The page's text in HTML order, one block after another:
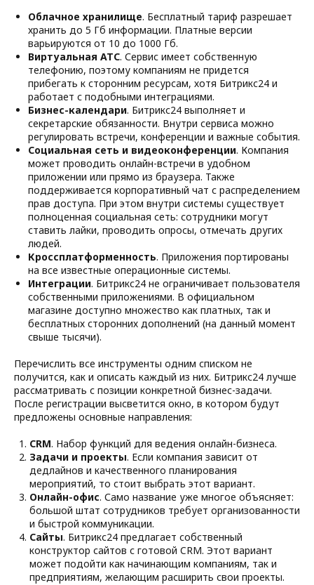
Облачное хранилище. Бесплатный тариф разрешает
хранить до 5 Гб информации. Платные версии
варьируются от 10 до 1000 Гб.
Виртуальная АТС. Сервис имеет собственную
телефонию, поэтому компаниям не придется
прибегать к сторонним ресурсам, хотя Битрикс24 и
работает с подобными интеграциями.
Бизнес-календари. Битрикс24 выполняет и
секретарские обязанности. Внутри сервиса можно
регулировать встречи, конференции и важные события.
Социальная сеть и видеоконференции. Компания
может проводить онлайн-встречи в удобном
приложении или прямо из браузера. Также
поддерживается корпоративный чат с распределением
прав доступа. При этом внутри системы существует
полноценная социальная сеть: сотрудники могут
ставить лайки, проводить опросы, отмечать других
людей.
Кроссплатформенность. Приложения портированы
на все известные операционные системы.
Интеграции. Битрикс24 не ограничивает пользователя
собственными приложениями. В официальном
магазине доступно множество как платных, так и
бесплатных сторонних дополнений (на данный момент
свыше тысячи).
Перечислить все инструменты одним списком не
получится, как и описать каждый из них. Битрикс24 лучше
рассматривать с позиции конкретной бизнес-задачи.
После регистрации высветится окно, в котором будут
предложены основные направления:
CRM. Набор функций для ведения онлайн-бизнеса.
Задачи и проекты. Если компания зависит от
дедлайнов и качественного планирования
мероприятий, то стоит выбрать этот вариант.
Онлайн-офис. Само название уже многое объясняет:
большой штат сотрудников требует организованности
и быстрой коммуникации.
Сайты. Битрикс24 предлагает собственный
конструктор сайтов с готовой CRM. Этот вариант
может подойти как начинающим компаниям, так и
предприятиям, желающим расширить свои проекты.